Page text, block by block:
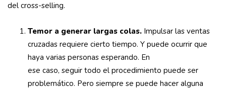
del cross-selling.
Temor a generar largas colas. Impulsar las ventas
cruzadas requiere cierto tiempo. Y puede ocurrir que
haya varias personas esperando. En
ese caso, seguir todo el procedimiento puede ser
problemático. Pero siempre se puede hacer alguna